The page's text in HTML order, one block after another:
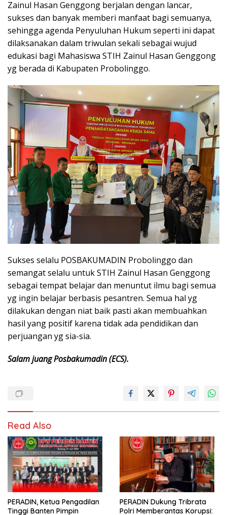
Zainul Hasan Genggong berjalan dengan lancar,
sukses dan banyak memberi manfaat bagi semuanya,
sehingga agenda Penyuluhan Hukum seperti ini dapat
dilaksanakan dalam triwulan sekali sebagai wujud
edukasi bagi Mahasiswa STIH Zainul Hasan Genggong
yg berada di Kabupaten Probolinggo.
Sukses selalu POSBAKUMADIN Probolinggo dan
semangat selalu untuk STIH Zainul Hasan Genggong
sebagai tempat belajar dan menuntut ilmu bagi semua
yg ingin belajar berbasis pesantren. Semua hal yg
dilakukan dengan niat baik pasti akan membuahkan
hasil yang positif karena tidak ada pendidikan dan
perjuangan yg sia-sia.
Salam juang Posbakumadin (ECS).
Read Also
PERADIN, Ketua Pengadilan
Tinggi Banten Pimpin
PERADIN Dukung Tribrata
Polri Memberantas Korupsi: